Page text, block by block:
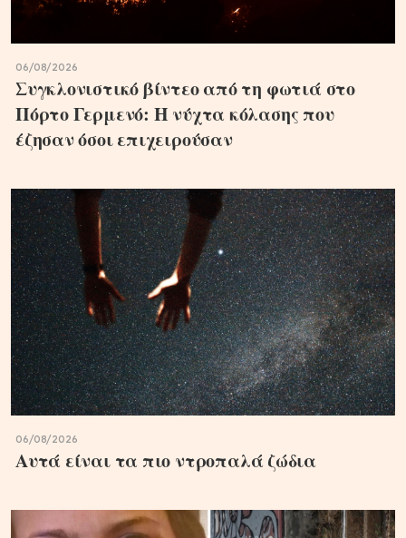
06/08/2026
Συγκλονιστικό βίντεο από τη φωτιά στο
Πόρτο Γερμενό: Η νύχτα κόλασης που
έζησαν όσοι επιχειρούσαν
06/08/2026
Αυτά είναι τα πιο ντροπαλά ζώδια